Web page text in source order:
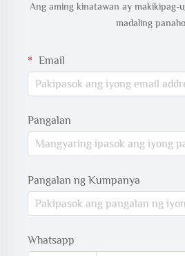
Ang aming kinatawan ay makikipag-
madaling
Email
Pangalan
Pangalan ng Kumpanya
Whatsapp